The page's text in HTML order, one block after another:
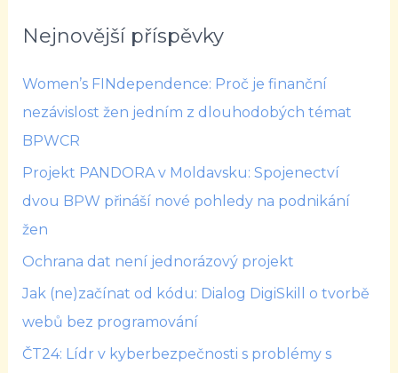
Nejnovější příspěvky
Women’s FINdependence: Proč je finanční
nezávislost žen jedním z dlouhodobých témat
BPWCR
Projekt PANDORA v Moldavsku: Spojenectví
dvou BPW přináší nové pohledy na podnikání
žen
Ochrana dat není jednorázový projekt
Jak (ne)začínat od kódu: Dialog DigiSkill o tvorbě
webů bez programování
ČT24: Lídr v kyberbezpečnosti s problémy s